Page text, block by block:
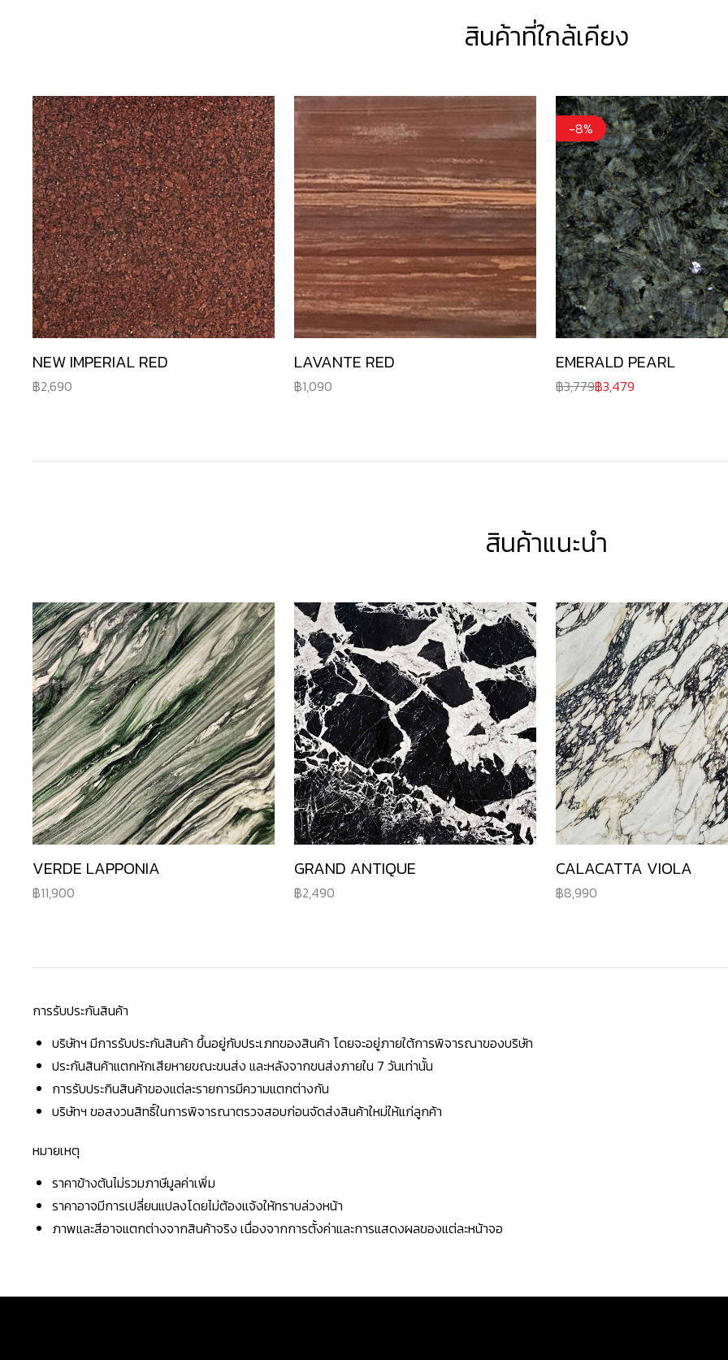
สินค้าที่ใกล้เคียง
NEW IMPERIAL RED
2,690
LAVANTE RED
1,090
-8%
EMERALD PEARL
3,779 3,479
สินค้าแนะนำ
VERDE LAPPONIA
11,900
GRAND ANTIQUE
2,490
CALACATTA VIOLA
8,990
การรับประกันสินค้า
บริษัทฯ มีการรับประกันสินค้า ขึ้นอยู่กับประเภทของสินค้า โดยจะอยู่ภายใต้การพิจารณาของบริษัท
ประกันสินค้าแตกหักเสียหายขณะขนส่ง และหลังจากขนส่งภายใน 7 วันเท่านั้น
การรับประกินสินค้าของแต่ละรายการมีความแตกต่างกัน
บริษัทฯ ขอสงวนสิทธิ์ในการพิจารณาตรวจสอบก่อนจัดส่งสินค้าใหม่ให้แก่ลูกค้า
หมายเหตุ
ราคาข้างต้นไม่รวมภาษีมูลค่าเพิ่ม
ราคาอาจมีการเปลี่ยนแปลงโดยไม่ต้องแจ้งให้ทราบล่วงหน้า
ภาพและสีอาจแตกต่างจากสินค้าจริง เนื่องจากการตั้งค่าและการแสดงผลของแต่ละหน้าจอ